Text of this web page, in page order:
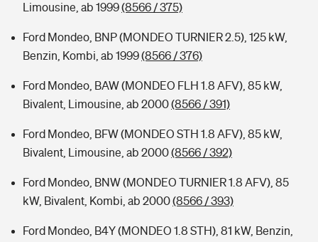
Limousine, ab 1999(8566 / 375)
Ford Mondeo, BNP (MONDEO TURNIER 2.5), 125 kW,
Benzin, Kombi, ab 1999(8566 / 376)
Ford Mondeo, BAW (MONDEO FLH 1.8 AFV), 85 kW,
Bivalent, Limousine, ab 2000(8566 / 391)
Ford Mondeo, BFW (MONDEO STH 1.8 AFV), 85 kW,
Bivalent, Limousine, ab 2000(8566 / 392)
Ford Mondeo, BNW (MONDEO TURNIER 1.8 AFV), 85
kW, Bivalent, Kombi, ab 2000(8566 / 393)
Ford Mondeo, B4Y (MONDEO 1.8 STH), 81 kW, Benzin,